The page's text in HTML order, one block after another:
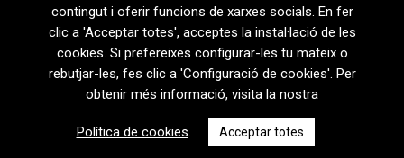
08720 Vilafranca del Penedès · General Prim 5, 2n · Barcelona
T+34 938 170 417 ·
+34 938 170 301
contingut i oferir funcions de xarxes socials. En fer
clic a 'Acceptar totes', acceptes la instal·lació de les
cookies. Si prefereixes configurar-les tu mateix o
rebutjar-les, fes clic a 'Configuració de cookies'. Per
obtenir més informació, visita la nostra
Política de cookies. Acceptar totes